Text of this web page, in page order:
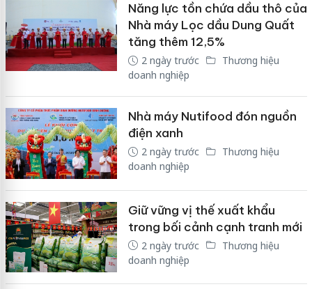
Năng lực tồn chứa dầu thô của
Nhà máy Lọc dầu Dung Quất
tăng thêm 12,5%
2 ngày trước
Thương hiệu
doanh nghiệp
Nhà máy Nutifood đón nguồn
điện xanh
2 ngày trước
Thương hiệu
doanh nghiệp
Giữ vững vị thế xuất khẩu
trong bối cảnh cạnh tranh mới
2 ngày trước
Thương hiệu
doanh nghiệp